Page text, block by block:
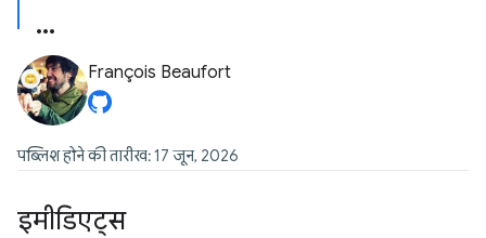
François Beaufort
पब्लिश होने की तारीख: 17 जून, 2026
इमीडिएट्स